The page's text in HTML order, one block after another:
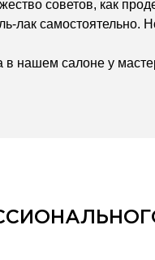
советов, как
лак самостоятельно.
в нашем салоне у